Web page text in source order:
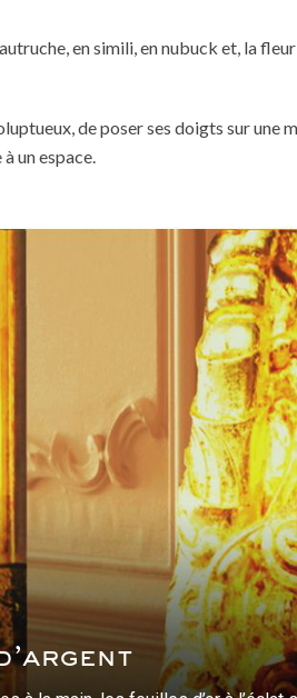
en simili, en nubuck et, la
de poser ses doigts sur une
un espace.